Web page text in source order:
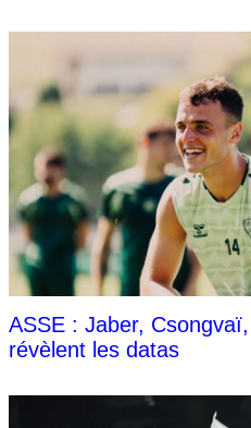
ASSE : Jaber,
révèlent les datas